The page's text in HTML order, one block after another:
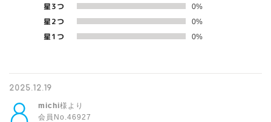
星3つ 0%
星2つ 0%
星1つ 0%
2025.12.19
michi様より
会員No.46927